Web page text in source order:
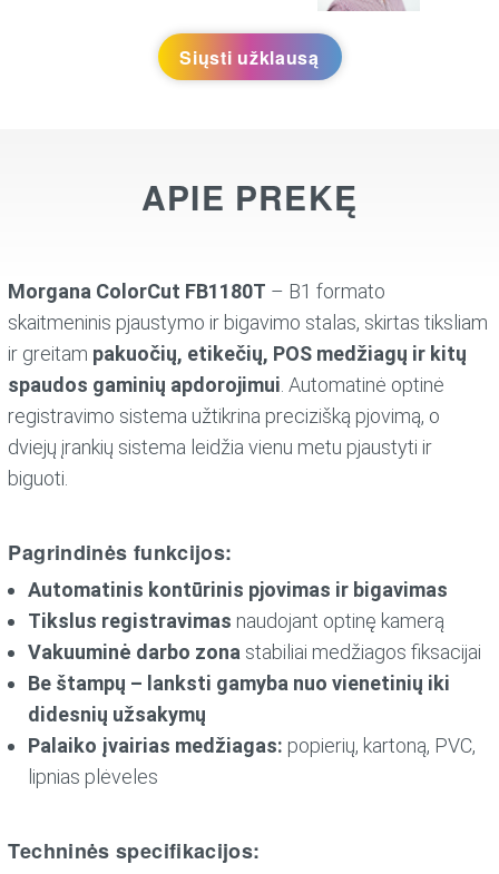
Siųsti užklausą
APIE PREKĘ
Morgana ColorCut FB1180T – B1 formato
skaitmeninis pjaustymo ir bigavimo stalas, skirtas tiksliam
ir greitam pakuočių, etikečių, POS medžiagų ir kitų
spaudos gaminių apdorojimui . Automatinė optinė
registravimo sistema užtikrina precizišką pjovimą, o
dviejų įrankių sistema leidžia vienu metu pjaustyti ir
biguoti.
Pagrindinės funkcijos:
Automatinis kontūrinis pjovimas ir bigavimas
Tikslus registravimas naudojant optinę kamerą
Vakuuminė darbo zona stabiliai medžiagos fiksacijai
Be štampų – lanksti gamyba nuo vienetinių iki
didesnių užsakymų
Palaiko įvairias medžiagas: popierių, kartoną, PVC,
lipnias plėveles
Techninės specifikacijos: